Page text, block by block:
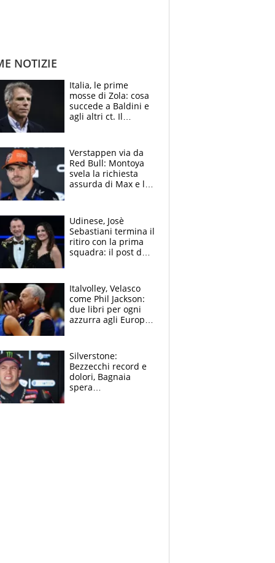
NOTIZIE
Italia, le prime
mosse di Zola: cosa
succede a Baldini e
agli altri ct. Il
azzurri
Verstappen via da
Red Bull: Montoya
svela la richiesta
assurda di Max e lo
McLaren siano
meglio?”
Udinese, Josè
Sebastiani termina il
ritiro con la prima
squadra: il post del
sfondo
Italvolley, Velasco
come Phil Jackson:
due libri per ogni
azzurra agli Europei.
Silverstone:
Bezzecchi record e
dolori, Bagnaia
spera